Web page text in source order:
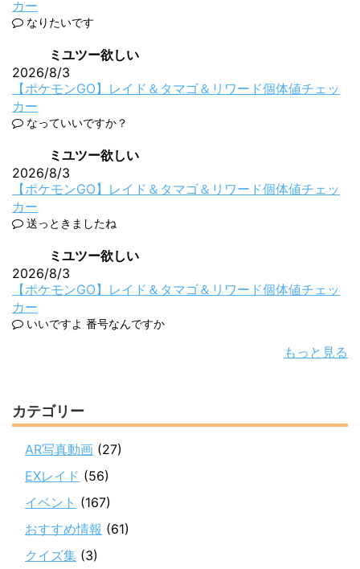
カー
なりたいです
ミユツー欲しい
2026/8/3
【ポケモンGO】レイド＆タマゴ＆リワード個体値チェッ
カー
なっていいですか？
ミユツー欲しい
2026/8/3
【ポケモンGO】レイド＆タマゴ＆リワード個体値チェッ
カー
送っときましたね
ミユツー欲しい
2026/8/3
【ポケモンGO】レイド＆タマゴ＆リワード個体値チェッ
カー
いいですよ 番号なんですか
もっと見る
カテゴリー
AR写真動画 (27)
EXレイド (56)
イベント (167)
おすすめ情報 (61)
クイズ集 (3)